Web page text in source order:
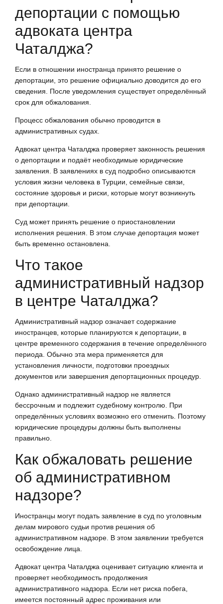
депортации с помощью
адвоката центра
Чаталджа?
Если в отношении иностранца принято решение о
депортации, это решение официально доводится до его
сведения. После уведомления существует определённый
срок для обжалования.
Процесс обжалования обычно проводится в
административных судах.
Адвокат центра Чаталджа проверяет законность решения
о депортации и подаёт необходимые юридические
заявления. В заявлениях в суд подробно описываются
условия жизни человека в Турции, семейные связи,
состояние здоровья и риски, которые могут возникнуть
при депортации.
Суд может принять решение о приостановлении
исполнения решения. В этом случае депортация может
быть временно остановлена.
Что такое
административный надзор
в центре Чаталджа?
Административный надзор означает содержание
иностранцев, которые планируются к депортации, в
центре временного содержания в течение определённого
периода. Обычно эта мера применяется для
установления личности, подготовки проездных
документов или завершения депортационных процедур.
Однако административный надзор не является
бессрочным и подлежит судебному контролю. При
определённых условиях возможно его отменить. Поэтому
юридические процедуры должны быть выполнены
правильно.
Как обжаловать решение
об административном
надзоре?
Иностранцы могут подать заявление в суд по уголовным
делам мирового судьи против решения об
административном надзоре. В этом заявлении требуется
освобождение лица.
Адвокат центра Чаталджа оценивает ситуацию клиента и
проверяет необходимость продолжения
административного надзора. Если нет риска побега,
имеется постоянный адрес проживания или